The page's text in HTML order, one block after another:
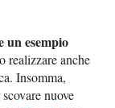
un esempio
realizzare anche
Insomma,
nuove